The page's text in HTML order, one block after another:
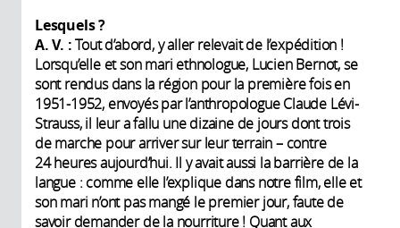
Lesquels?
A. V. :Tout d’abord, y aller relevait de l’expédition !
Lorsqu’elle et son mari ethnologue, Lucien Bernot, se
sont rendus dans la région pour la première fois en
1951-1952, envoyés par l’anthropologue Claude Lévi-
Strauss, il leur a fallu une dizaine de jours dont trois
de marche pour arriver sur leur terrain – contre
24 heures aujourd’hui. Il y avait aussi la barrière de la
langue : comme elle l’explique dans notre film, elle et
son mari n’ont pas mangé le premier jour, faute de
savoir demander de la nourriture ! Quant aux